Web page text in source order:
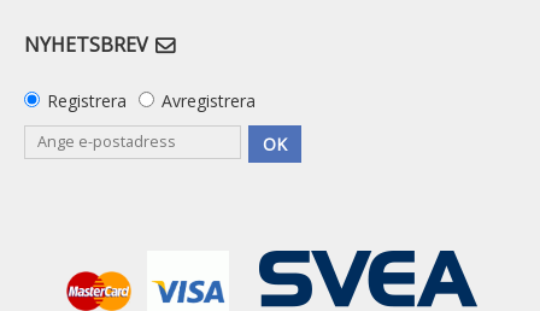
NYHETSBREV
Registrera
Avregistrera
OK